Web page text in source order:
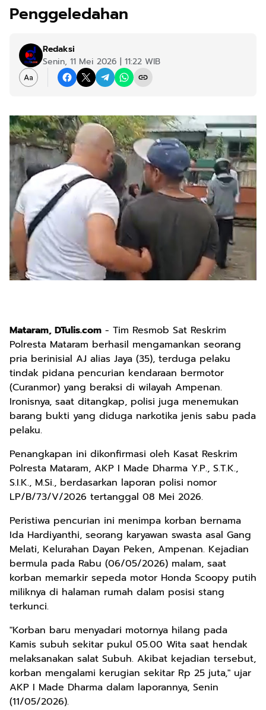
Penggeledahan
Redaksi
Senin, 11 Mei 2026 | 11:22 WIB
Mataram, DTulis.com - Tim Resmob Sat Reskrim
Polresta Mataram berhasil mengamankan seorang
pria berinisial AJ alias Jaya (35), terduga pelaku
tindak pidana pencurian kendaraan bermotor
(Curanmor) yang beraksi di wilayah Ampenan.
Ironisnya, saat ditangkap, polisi juga menemukan
barang bukti yang diduga narkotika jenis sabu pada
pelaku.
Penangkapan ini dikonfirmasi oleh Kasat Reskrim
Polresta Mataram, AKP I Made Dharma Y.P., S.T.K.,
S.I.K., M.Si., berdasarkan laporan polisi nomor
LP/B/73/V/2026 tertanggal 08 Mei 2026.
Peristiwa pencurian ini menimpa korban bernama
Ida Hardiyanthi, seorang karyawan swasta asal Gang
Melati, Kelurahan Dayan Peken, Ampenan. Kejadian
bermula pada Rabu (06/05/2026) malam, saat
korban memarkir sepeda motor Honda Scoopy putih
miliknya di halaman rumah dalam posisi stang
terkunci.
"Korban baru menyadari motornya hilang pada
Kamis subuh sekitar pukul 05.00 Wita saat hendak
melaksanakan salat Subuh. Akibat kejadian tersebut,
korban mengalami kerugian sekitar Rp 25 juta," ujar
AKP I Made Dharma dalam laporannya, Senin
(11/05/2026).